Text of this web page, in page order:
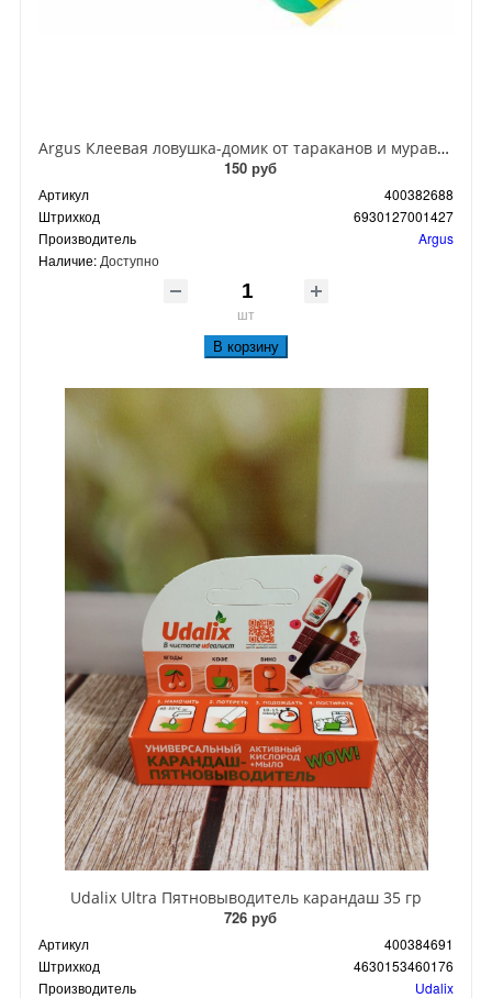
Argus Клеевая ловушка-домик от тараканов и муравьев
150 руб
Артикул
400382688
Штрихкод
6930127001427
Производитель
Argus
Наличие: Доступно
шт
В корзину
Udalix Ultra Пятновыводитель карандаш 35 гр
726 руб
Артикул
400384691
Штрихкод
4630153460176
Производитель
Udalix